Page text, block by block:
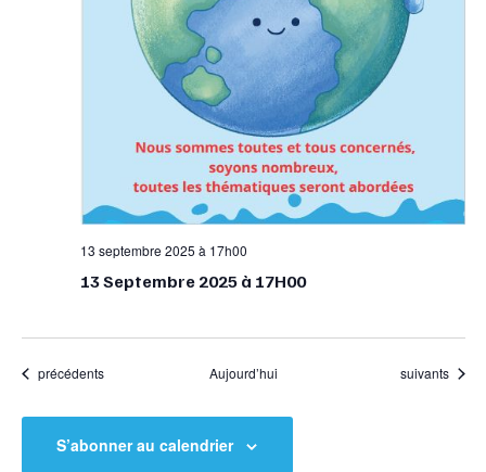
13 Septembre 2025 à 17H00
13 septembre 2025 à 17h00
Évènements
précédents Aujourd’hui Évènements
suivants
S’abonner au calendrier